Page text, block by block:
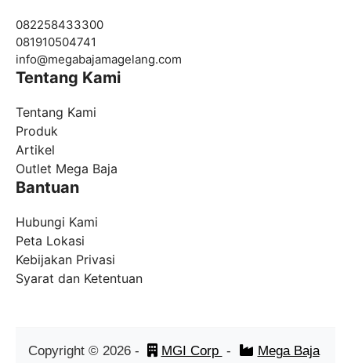
082258433300
081910504741
info@megabajamagelang.com
Tentang Kami
Tentang Kami
Produk
Artikel
Outlet Mega Baja
Bantuan
Hubungi Kami
Peta Lokasi
Kebijakan Privasi
Syarat dan Ketentuan
Copyright © 2026- MGI Corp - Mega Baja